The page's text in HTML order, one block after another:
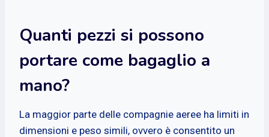
Quanti pezzi si possono
portare come bagaglio a
mano?
La maggior parte delle compagnie aeree ha limiti in
dimensioni e peso simili, ovvero è consentito un